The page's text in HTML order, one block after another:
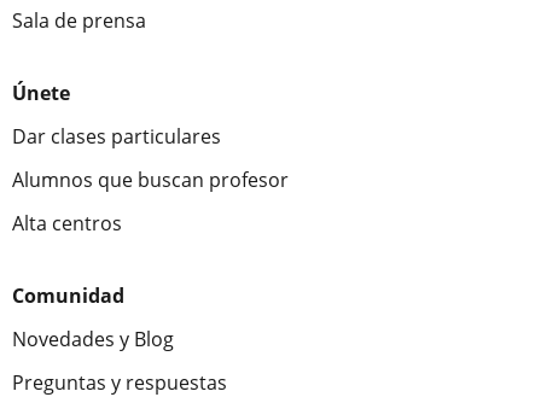
Sala de prensa
Únete
Dar clases particulares
Alumnos que buscan profesor
Alta centros
Comunidad
Novedades y Blog
Preguntas y respuestas